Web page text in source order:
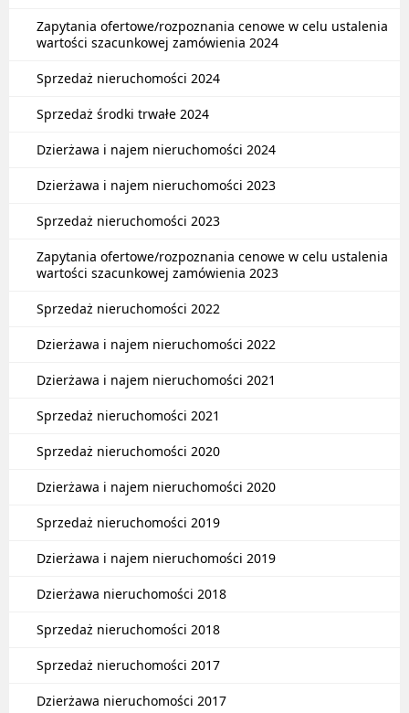
Zapytania ofertowe/rozpoznania cenowe w celu ustalenia
wartości szacunkowej zamówienia 2024
Sprzedaż nieruchomości 2024
Sprzedaż środki trwałe 2024
Dzierżawa i najem nieruchomości 2024
Dzierżawa i najem nieruchomości 2023
Sprzedaż nieruchomości 2023
Zapytania ofertowe/rozpoznania cenowe w celu ustalenia
wartości szacunkowej zamówienia 2023
Sprzedaż nieruchomości 2022
Dzierżawa i najem nieruchomości 2022
Dzierżawa i najem nieruchomości 2021
Sprzedaż nieruchomości 2021
Sprzedaż nieruchomości 2020
Dzierżawa i najem nieruchomości 2020
Sprzedaż nieruchomości 2019
Dzierżawa i najem nieruchomości 2019
Dzierżawa nieruchomości 2018
Sprzedaż nieruchomości 2018
Sprzedaż nieruchomości 2017
Dzierżawa nieruchomości 2017